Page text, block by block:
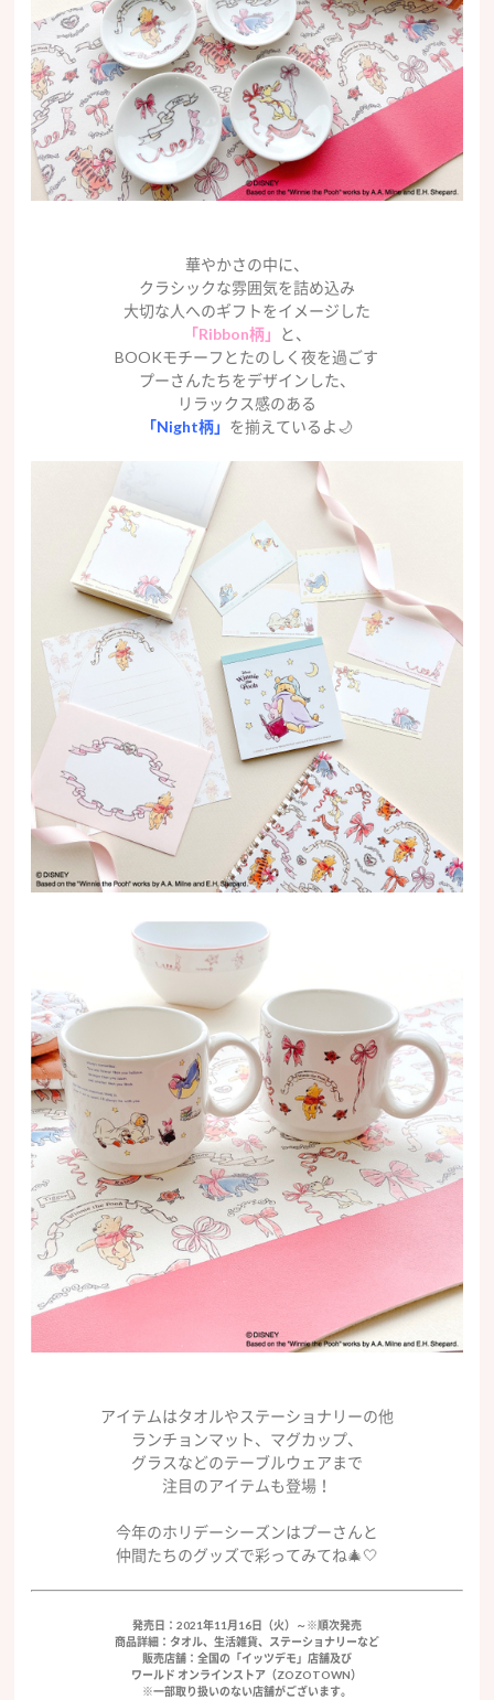
華やかさの中に、
クラシックな雰囲気を詰め込み
大切な人へのギフトをイメージした
「Ribbon柄」
と、
BOOKモチーフとたのしく夜を過ごす
プーさんたちをデザインした、
リラックス感のある
「Night柄」 を揃えているよ🌙
アイテムはタオルやステーショナリーの他
ランチョンマット、マグカップ、
グラスなどのテーブルウェアまで
注目のアイテムも登場！
今年のホリデーシーズンはプーさんと
仲間たちのグッズで彩ってみてね🎄🤍
発売日：2021年11月16日（火）～※順次発売
商品詳細：タオル、生活雑貨、ステーショナリーなど
販売店舗：全国の「イッツデモ」店舗及び
ワールド オンラインストア（ZOZOTOWN）
※一部取り扱いのない店舗がございます。